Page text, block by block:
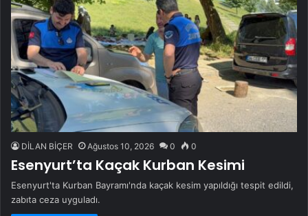
DİLAN BİÇER Ağustos 10, 2026 0 0
Esenyurt’ta Kaçak Kurban Kesimi
Esenyurt'ta Kurban Bayramı'nda kaçak kesim yapıldığı tespit edildi,
zabıta ceza uyguladı.